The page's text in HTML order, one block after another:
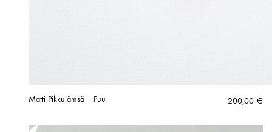
Matti Pikkujämsä | Puu 200,00 €